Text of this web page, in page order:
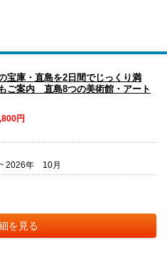
宝庫・直島を2日間でじっくり満
ご案内 直島8つの美術館・アート
円
2026年 10月
を見る